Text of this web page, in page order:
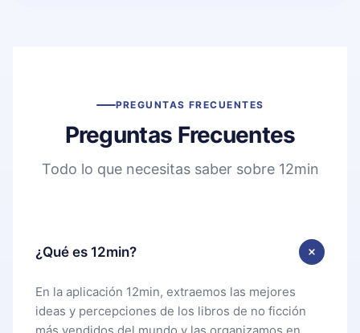
PREGUNTAS FRECUENTES
Preguntas Frecuentes
Todo lo que necesitas saber sobre 12min
¿Qué es 12min?
En la aplicación 12min, extraemos las mejores
ideas y percepciones de los libros de no ficción